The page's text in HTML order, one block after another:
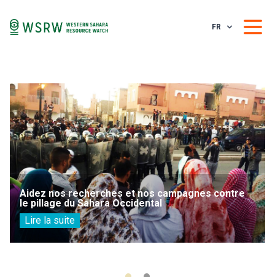
FR
Aidez nos recherches et nos campagnes contre
le pillage du Sahara Occidental
Lire la suite